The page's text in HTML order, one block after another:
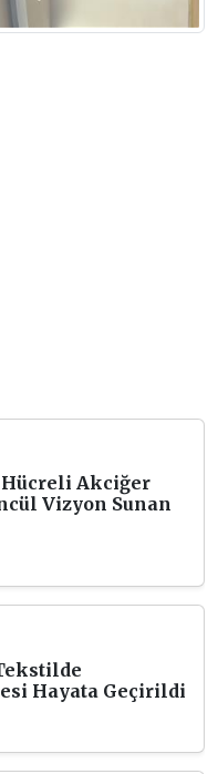
Hücreli Akciğer
Vizyon Sunan
Hayata Geçirildi